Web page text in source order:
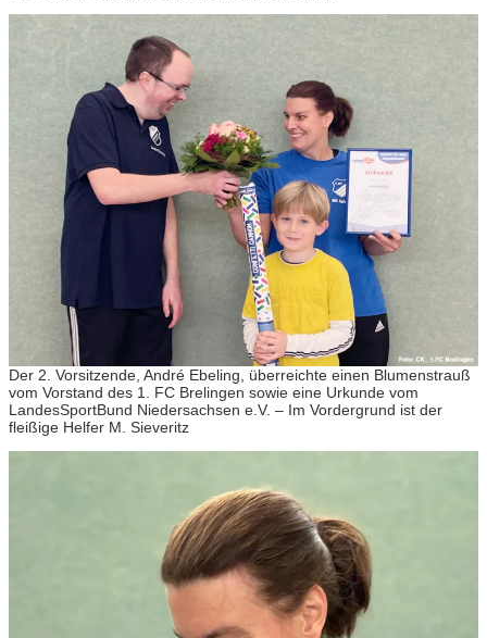
Der 2. Vorsitzende, André Ebeling, überreichte einen Blumenstrauß
vom Vorstand des 1. FC Brelingen sowie eine Urkunde vom
LandesSportBund Niedersachsen e.V. – Im Vordergrund ist der
fleißige Helfer M. Sieveritz